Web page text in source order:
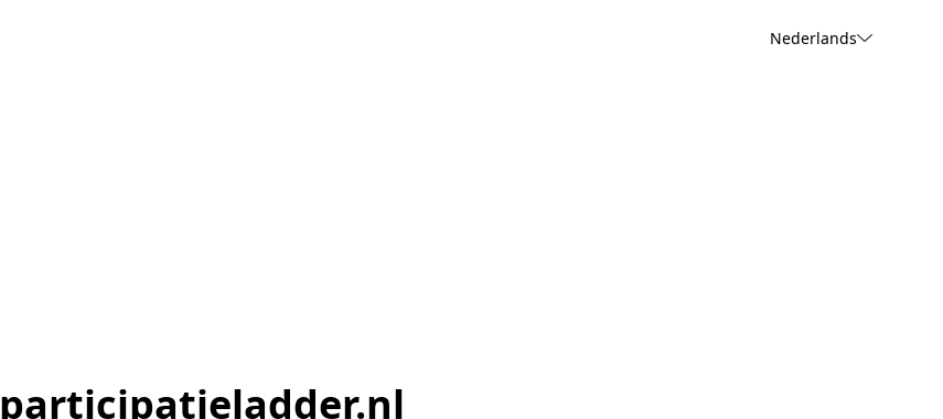
Nederlands
participatieladder.nl